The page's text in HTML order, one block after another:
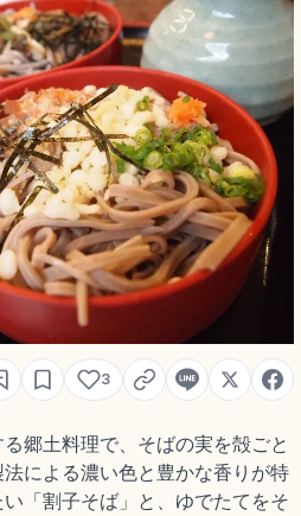
3
郷土料理で、そばの実を殻ごと
による濃い色と豊かな香りが特
「割子そば」と、ゆでたてをそ